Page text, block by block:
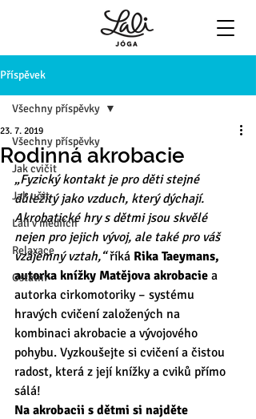
Příspěvek
Všechny příspěvky
Jak cvičit
Jak učit
Lali v médiích
Relaxace
Ostatní
Všechny příspěvky
Rodinná akrobacie
23. 7. 2019
„Fyzický kontakt je pro děti stejné
důležitý jako vzduch, který dýchají.
Akrobatické hry s dětmi jsou skvělé
nejen pro jejich vývoj, ale také pro váš
vzájemný vztah,“ říká Rika Taeymans,
autorka knížky Matějova akrobacie a
autorka cirkomotoriky – systému
hravých cvičení založených na
kombinaci akrobacie a vývojového
pohybu. Vyzkoušejte si cvičení a čistou
radost, která z její knížky a cviků přímo
sálá!
Na akrobacii s dětmi si najděte